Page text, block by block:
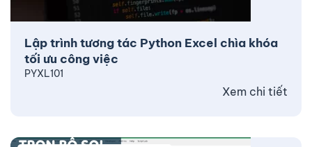
Lập trình tương tác Python Excel chìa khóa
tối ưu công việc
PYXL101
Xem chi tiết